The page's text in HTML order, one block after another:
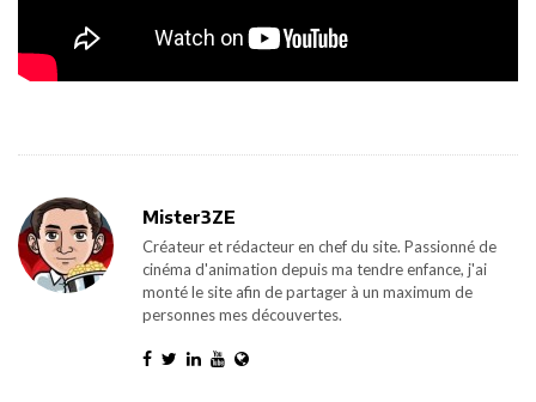
Mister3ZE
Créateur et rédacteur en chef du site. Passionné de
cinéma d'animation depuis ma tendre enfance, j'ai
monté le site afin de partager à un maximum de
personnes mes découvertes.